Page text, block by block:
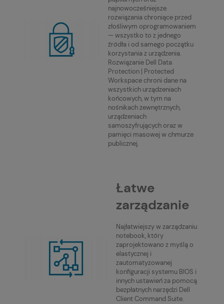
najnowocześniejsze
rozwiązania chroniące przed
złośliwym oprogramowaniem
— wszystko to z jednego
źródła i od samego początku
korzystania z urządzenia.
Rozwiązanie Dell Data
Protection | Protected
Workspace chroni dane na
wszystkich urządzeniach
końcowych, w tym na
nośnikach zewnętrznych,
urządzeniach
samoszyfrujących oraz w
pamięci masowej w chmurze
publicznej.
Łatwe
zarządzanie
Najłatwiejszy w zarządzaniu
notebook, który
zaprojektowano z myślą o
elastycznej i
zautomatyzowanej
konfiguracji systemu BIOS i
innych ustawień za pomocą
bezpłatnych narzędzi Dell
Client Command Suite.